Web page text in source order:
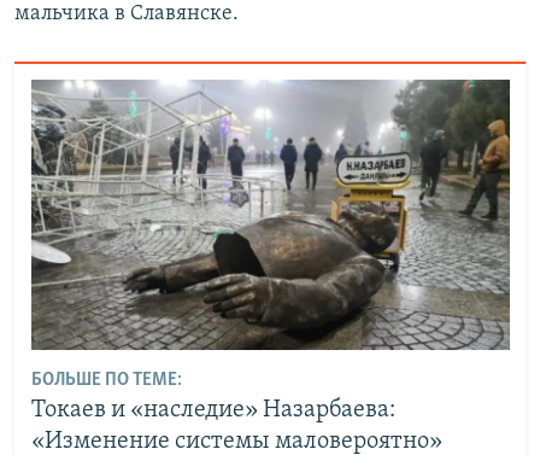
мальчика в Славянске.
БОЛЬШЕ ПО ТЕМЕ:
Токаев и «наследие» Назарбаева:
«Изменение системы маловероятно»